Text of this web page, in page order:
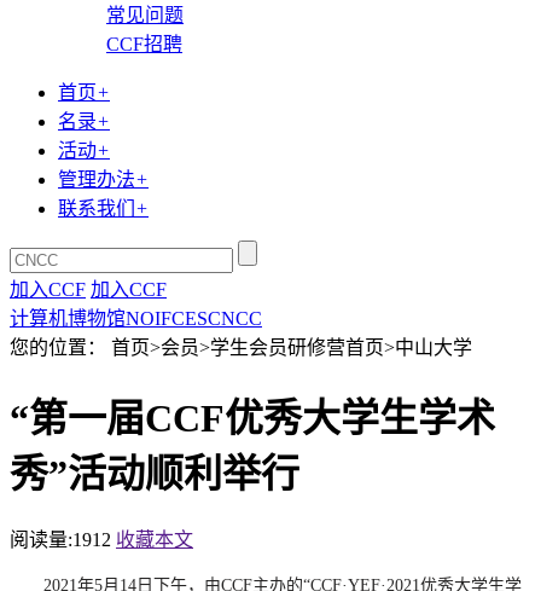
常见问题
CCF招聘
首页+
名录+
活动+
管理办法+
联系我们 +
加入CCF 加入CCF
计算机博物馆NOIFCESCNCC
您的位置： 首页>会员>学生会员研修营首页>中山大学
“第一届CCF优秀大学生学术
秀”活动顺利举行
阅读量:1912 收藏本文
2021年5月14日下午，由CCF主办的“CCF·YEF·2021优秀大学生学